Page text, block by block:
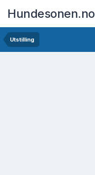
Hundesonen.no
Utstilling